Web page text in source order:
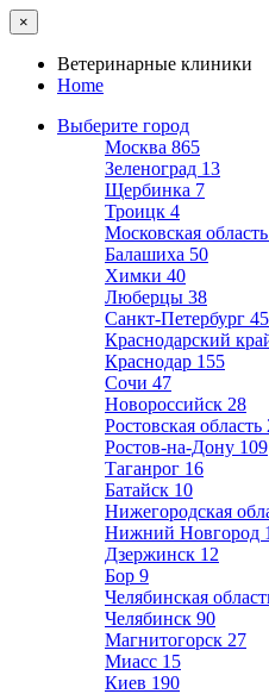
×
Ветеринарные клиники
Home
Выберите город
Москва 865
Зеленоград 13
Щербинка 7
Троицк 4
Московская область
Балашиха 50
Химки 40
Люберцы 38
Санкт-Петербург
Краснодарский
Краснодар 155
Сочи 47
Новороссийск 28
Ростовская область
Ростов-на-Дону 109
Таганрог 16
Батайск 10
Нижегородская
Нижний Новгород
Дзержинск 12
Бор 9
Челябинская
Челябинск 90
Магнитогорск 27
Миасс 15
Киев 190